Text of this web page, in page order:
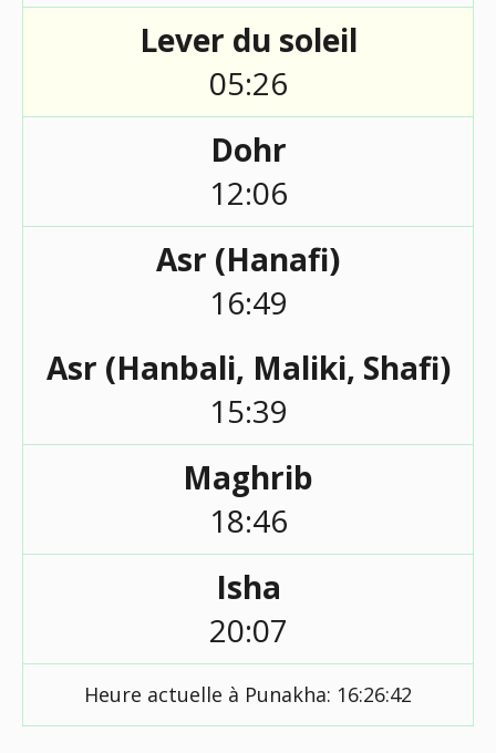
Lever du soleil
05:26
Dohr
12:06
Asr (Hanafi)
16:49
Asr (Hanbali, Maliki, Shafi)
15:39
Maghrib
18:46
Isha
20:07
Heure actuelle à Punakha: 16:26:43